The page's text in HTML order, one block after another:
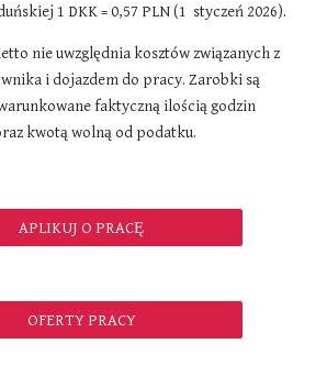
1 DKK = 0,57 PLN (1 styczeń 2026).
nie uwzględnia kosztów związanych z
i dojazdem do pracy. Zarobki są
faktyczną ilością godzin
kwotą wolną od podatku.
APLIKUJ O PRACĘ
OFERTY PRACY